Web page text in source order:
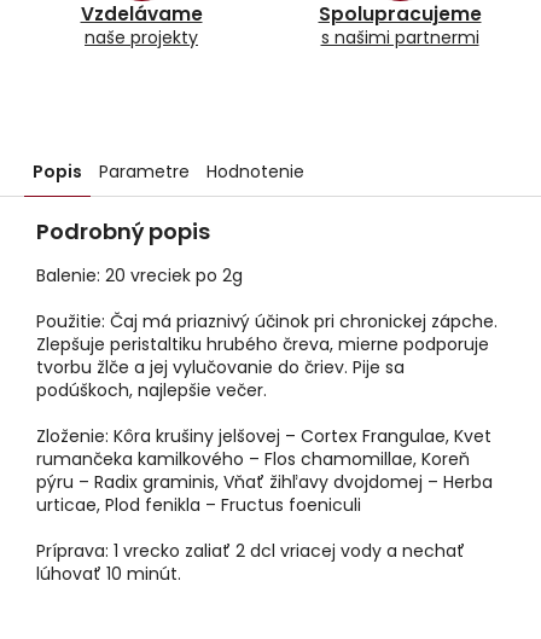
Vzdelávame
naše projekty
Spolupracujeme
s našimi partnermi
Popis Parametre Hodnotenie
Podrobný popis
Balenie: 20 vreciek po 2g
Použitie: Čaj má priaznivý účinok pri chronickej zápche.
Zlepšuje peristaltiku hrubého čreva, mierne podporuje
tvorbu žlče a jej vylučovanie do čriev. Pije sa
podúškoch, najlepšie večer.
Zloženie: Kôra krušiny jelšovej – Cortex Frangulae, Kvet
rumančeka kamilkového – Flos chamomillae, Koreň
pýru – Radix graminis, Vňať žihľavy dvojdomej – Herba
urticae, Plod fenikla – Fructus foeniculi
Príprava: 1 vrecko zaliať 2 dcl vriacej vody a nechať
lúhovať 10 minút.